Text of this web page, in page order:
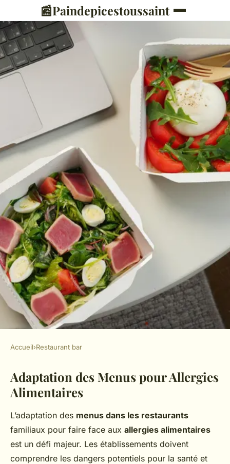
📰Paindepicestoussaint
Restaurateurs Familiaux :
Comment Ils Révolutionnent
Leur Menu Face aux Allergies
et Intolérances Alimentaires
• 23 avril 2025 6 min de lecture
Accueil›Restaurant bar
Adaptation des Menus pour Allergies
Alimentaires
L’adaptation des menus dans les restaurants
familiaux pour faire face aux allergies alimentaires
est un défi majeur. Les établissements doivent
comprendre les dangers potentiels pour la santé et